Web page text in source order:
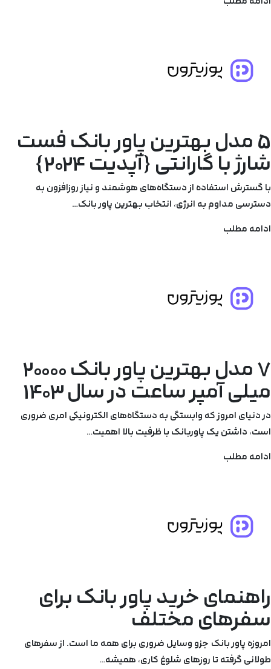
5 مدل بهترین پاور بانک فست
شارژ با گارانتی {آپدیت 2024}
با گسترش استفاده از دستگاه‌های هوشمند و نیاز روزافزون به
دسترسی مداوم به انرژی، انتخاب بهترین پاور بانک…
ادامه مطلب
7 مدل بهترین پاور بانک 20000
میلی آمپر ساعت در سال 1403
در دنیای امروز که وابستگی به دستگاه‌های الکترونیکی امری ضروری
است، داشتن یک پاوربانک با ظرفیت بالا اهمیت…
ادامه مطلب
راهنمای خرید پاور بانک برای
سفرهای مختلف
امروزه پاور بانک‌ جزو وسایل ضروری برای همه ما است. از سفرهای
طولانی گرفته تا روزهای شلوغ کاری، همیشه…